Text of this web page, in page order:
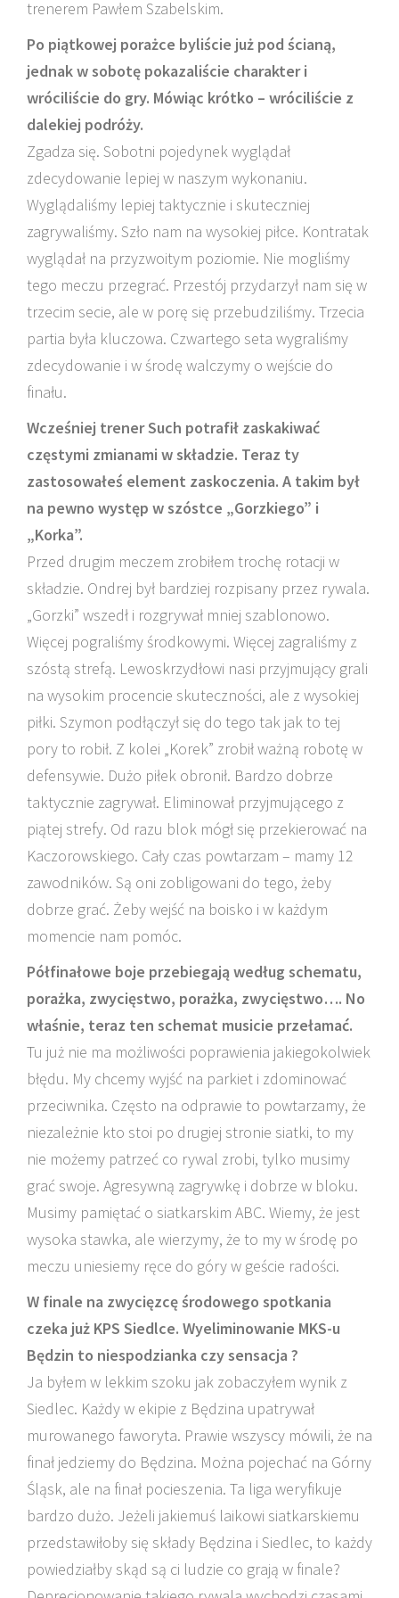
trenerem Pawłem Szabelskim.
Po piątkowej porażce byliście już pod ścianą,
jednak w sobotę pokazaliście charakter i
wróciliście do gry. Mówiąc krótko – wróciliście z
dalekiej podróży.
Zgadza się. Sobotni pojedynek wyglądał
zdecydowanie lepiej w naszym wykonaniu.
Wyglądaliśmy lepiej taktycznie i skuteczniej
zagrywaliśmy. Szło nam na wysokiej piłce. Kontratak
wyglądał na przyzwoitym poziomie. Nie mogliśmy
tego meczu przegrać. Przestój przydarzył nam się w
trzecim secie, ale w porę się przebudziliśmy. Trzecia
partia była kluczowa. Czwartego seta wygraliśmy
zdecydowanie i w środę walczymy o wejście do
finału.
Wcześniej trener Such potrafił zaskakiwać
częstymi zmianami w składzie. Teraz ty
zastosowałeś element zaskoczenia. A takim był
na pewno występ w szóstce „Gorzkiego” i
„Korka”.
Przed drugim meczem zrobiłem trochę rotacji w
składzie. Ondrej był bardziej rozpisany przez rywala.
„Gorzki” wszedł i rozgrywał mniej szablonowo.
Więcej pograliśmy środkowymi. Więcej zagraliśmy z
szóstą strefą. Lewoskrzydłowi nasi przyjmujący grali
na wysokim procencie skuteczności, ale z wysokiej
piłki. Szymon podłączył się do tego tak jak to tej
pory to robił. Z kolei „Korek” zrobił ważną robotę w
defensywie. Dużo piłek obronił. Bardzo dobrze
taktycznie zagrywał. Eliminował przyjmującego z
piątej strefy. Od razu blok mógł się przekierować na
Kaczorowskiego. Cały czas powtarzam – mamy 12
zawodników. Są oni zobligowani do tego, żeby
dobrze grać. Żeby wejść na boisko i w każdym
momencie nam pomóc.
Półfinałowe boje przebiegają według schematu,
porażka, zwycięstwo, porażka, zwycięstwo…. No
właśnie, teraz ten schemat musicie przełamać.
Tu już nie ma możliwości poprawienia jakiegokolwiek
błędu. My chcemy wyjść na parkiet i zdominować
przeciwnika. Często na odprawie to powtarzamy, że
niezależnie kto stoi po drugiej stronie siatki, to my
nie możemy patrzeć co rywal zrobi, tylko musimy
grać swoje. Agresywną zagrywkę i dobrze w bloku.
Musimy pamiętać o siatkarskim ABC. Wiemy, że jest
wysoka stawka, ale wierzymy, że to my w środę po
meczu uniesiemy ręce do góry w geście radości.
W finale na zwycięzcę środowego spotkania
czeka już KPS Siedlce. Wyeliminowanie MKS-u
Będzin to niespodzianka czy sensacja ?
Ja byłem w lekkim szoku jak zobaczyłem wynik z
Siedlec. Każdy w ekipie z Będzina upatrywał
murowanego faworyta. Prawie wszyscy mówili, że na
finał jedziemy do Będzina. Można pojechać na Górny
Śląsk, ale na finał pocieszenia. Ta liga weryfikuje
bardzo dużo. Jeżeli jakiemuś laikowi siatkarskiemu
przedstawiłoby się składy Będzina i Siedlec, to każdy
powiedziałby skąd są ci ludzie co grają w finale?